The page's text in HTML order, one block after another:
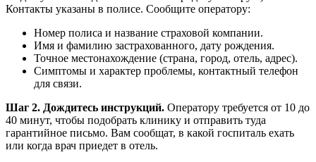
Контакты указаны в полисе. Сообщите оператору:
Номер полиса и название страховой компании.
Имя и фамилию застрахованного, дату рождения.
Точное местонахождение (страна, город, отель, адрес).
Симптомы и характер проблемы, контактный телефон
для связи.
Шаг 2. Дождитесь инструкций. Оператору требуется от 10 до
40 минут, чтобы подобрать клинику и отправить туда
гарантийное письмо. Вам сообщат, в какой госпиталь ехать
или когда врач приедет в отель.